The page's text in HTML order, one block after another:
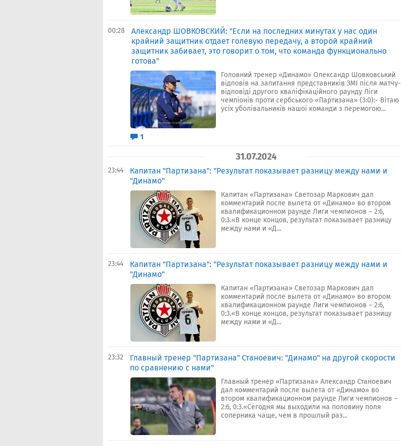
00:28
Александр ШОВКОВСКИЙ: "Если на последних минутах у нас один
крайний защитник отдает голевую передачу, а второй крайний
защитник забивает, это говорит о том, что команда функционально
готова"
Головний тренер «Динамо» Олександр Шовковський
відповів на запитання представників ЗМІ після матчу-
відповіді другого кваліфікаційного раунду Ліги
чемпіонів проти сербського «Партизана» (3:0):- Вітаю
усіх уболівальників нашої команди з перемогою...
1
31.07.2024
23:44
Капитан "Партизана": "Результат показывает разницу между нами и
"Динамо"
Капитан «Партизана» Светозар Маркович дал
комментарий после вылета от «Динамо» во втором
квалификационном раунде Лиги чемпионов – 2:6,
0:3.«В конце концов, результат показывает разницу
между нами и «Д...
23:44
Капитан "Партизана": "Результат показывает разницу между нами и
"Динамо"
Капитан «Партизана» Светозар Маркович дал
комментарий после вылета от «Динамо» во втором
квалификационном раунде Лиги чемпионов – 2:6,
0:3.«В конце концов, результат показывает разницу
между нами и «Д...
23:32
Главный тренер "Партизана" Станоевич: "Динамо" на другой скорости
по сравнению с нами"
Главный тренер «Партизана» Александр Станоевич
дал комментарий после вылета от «Динамо» во
втором квалификационном раунде Лиги чемпионов –
2:6, 0:3.«Сегодня мы выходили на половину поля
соперника чаще, чем в прошлый раз...